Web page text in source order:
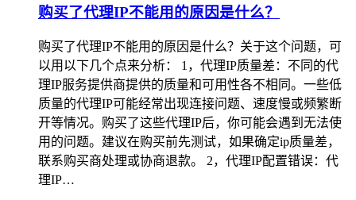
购买了代理IP不能用的原因是什么？
购买了代理IP不能用的原因是什么？关于这个问题，可
以用以下几个点来分析： 1，代理IP质量差：不同的代
理IP服务提供商提供的质量和可用性各不相同。一些低
质量的代理IP可能经常出现连接问题、速度慢或频繁断
开等情况。购买了这些代理IP后，你可能会遇到无法使
用的问题。建议在购买前先测试，如果确定ip质量差，
联系购买商处理或协商退款。 2，代理IP配置错误：代
理IP…